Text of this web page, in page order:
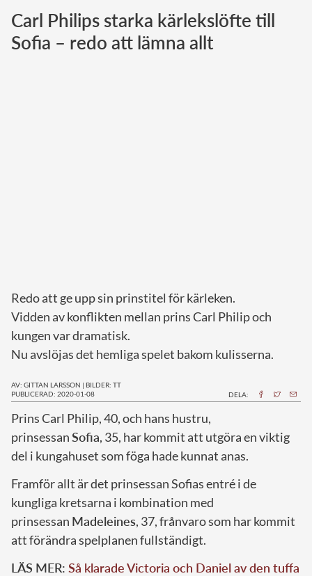
Norska kungahuset
Danska kungahuset
Carl Philips starka kärlekslöfte till
Sofia – redo att lämna allt
Redo att ge upp sin prinstitel för kärleken.
Vidden av konflikten mellan prins Carl Philip och
kungen var dramatisk.
Nu avslöjas det hemliga spelet bakom kulisserna.
AV: GITTAN LARSSON | BILDER: TT
PUBLICERAD: 2020-01-08
DELA:
Prins Carl Philip, 40, och hans hustru,
prinsessanSofia, 35, har kommit att utgöra en viktig
del i kungahuset som föga hade kunnat anas.
Framför allt är det prinsessan Sofias entré i de
kungliga kretsarna i kombination med
prinsessan Madeleines, 37, frånvaro som har kommit
att förändra spelplanen fullständigt.
LÄS MER: Så klarade Victoria och Daniel av den tuffa